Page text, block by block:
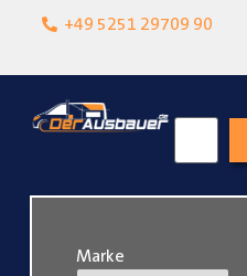
+49 5251 29709 90
Lokalgeschäft in
Marke